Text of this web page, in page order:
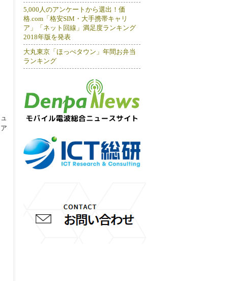
5,000人のアンケートから選出！価
格.com「格安SIM・大手携帯キャリ
ア」「ネット回線」満足度ランキング
2018年版を発表
大丸東京「ほっぺタウン」年間お弁当
ランキング